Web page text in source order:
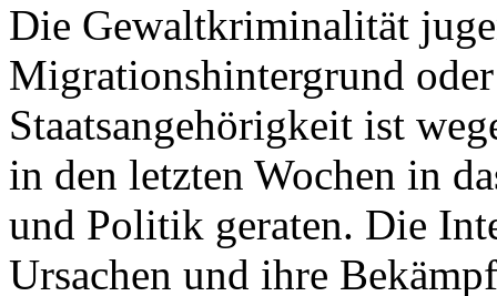
Die Gewaltkriminalität
Migrationshintergrund
Staatsangehörigkeit ist
in den letzten Wochen in
und Politik geraten. Die
Ursachen und ihre